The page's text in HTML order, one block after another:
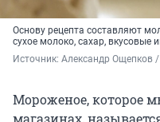
Основу рецепта составляют
сухое молоко, сахар, вкусовые
Источник: Александр Ощепков /
Мороженое, которое
магазинах,